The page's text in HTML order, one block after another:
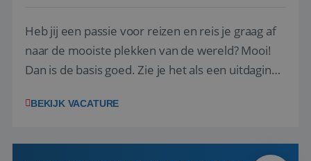
Heb jij een passie voor reizen en reis je graag af
naar de mooiste plekken van de wereld? Mooi!
Dan is de basis goed. Zie je het als een uitdaging
het samenstellen en boeken van de perfecte
deze onderdelen zijn nu samen gevoegd...
BEKIJK VACATURE